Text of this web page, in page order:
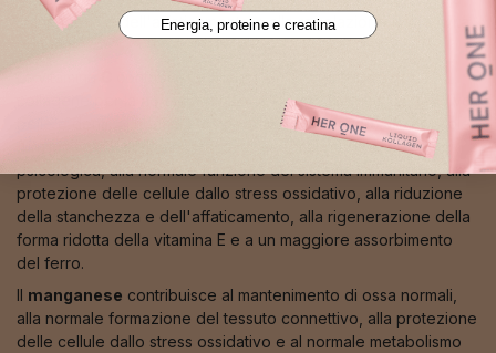
stanchezza e dell'affaticamento e alla regolazione dell'attività
collagene per la normale funzione di ossa, cartilagini, gengive,
pelle e denti, al normale metabolismo energetico, alla normale
funzione del sistema nervoso, alla normale funzione
psicologica, alla normale funzione del sistema immunitario, alla
protezione delle cellule dallo stress ossidativo, alla riduzione
della stanchezza e dell'affaticamento, alla rigenerazione della
forma ridotta della vitamina E e a un maggiore assorbimento
del ferro.
Il manganese contribuisce al mantenimento di ossa normali,
alla normale formazione del tessuto connettivo, alla protezione
delle cellule dallo stress ossidativo e al normale metabolismo
Energia, proteine e creatina